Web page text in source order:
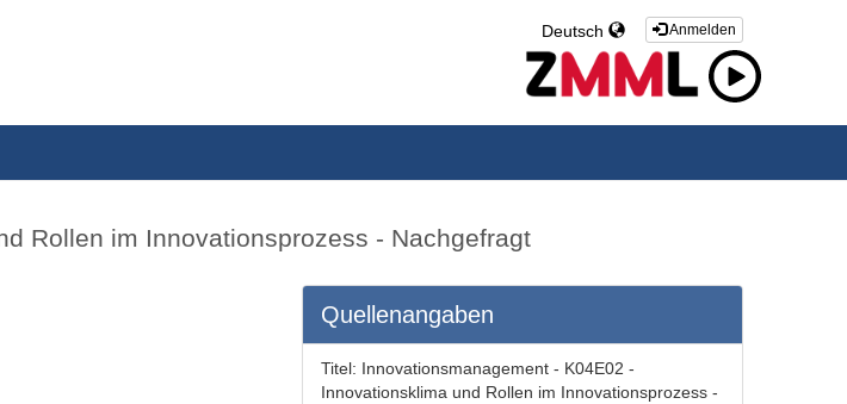
Anmelden
Deutsch
Rollen im Innovationsprozess - Nachgefragt
Quellenangaben
Titel: Innovationsmanagement - K04E02 -
Innovationsklima und Rollen im Innovationsprozess -